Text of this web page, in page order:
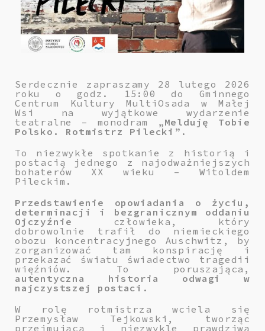
Serdecznie zapraszamy 28 lutego 2026
roku o godz. 15:00 do Gminnego
Centrum Kultury MultiOsada
w Małej
Wsi na wyjątkowe wydarzenie
teatralne – monodram „Melduję Tobie
Polsko. Rotmistrz Pilecki ”.
To niezwykłe spotkanie z historią i
postacią jednego z najodważniejszych
bohaterów XX wieku – Witoldem
Pileckim.
Przedstawienie opowiadania o życiu,
determinacji i bezgranicznym oddaniu
Ojczyźnie
człowieka, który
dobrowolnie trafił do niemieckiego
obozu koncentracyjnego Auschwitz, by
zorganizować tam konspirację i
przekazać światu świadectwo tragedii
więźniów. To poruszająca,
autentyczna historia odwagi w
najczystszej postaci .
W rolę rotmistrza wciela się
Przemysław Tejkowski, tworząc
przejmującą i niezwykle prawdziwą